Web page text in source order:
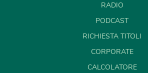
RADIO
PODCAST
RICHIESTA TITOLI
CORPORATE
CALCOLATORE